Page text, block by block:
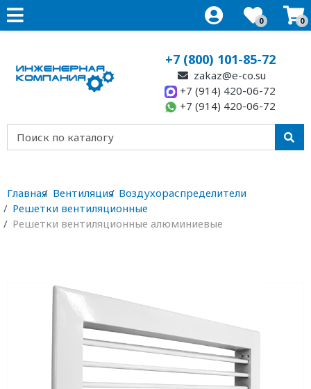
0 0
+7 (800) 101-85-72
zakaz@e-co.su
+7 (914) 420-06-72
+7 (914) 420-06-72
Главная Вентиляция Воздухораспределители
Решетки вентиляционные
Решетки вентиляционные алюминиевые